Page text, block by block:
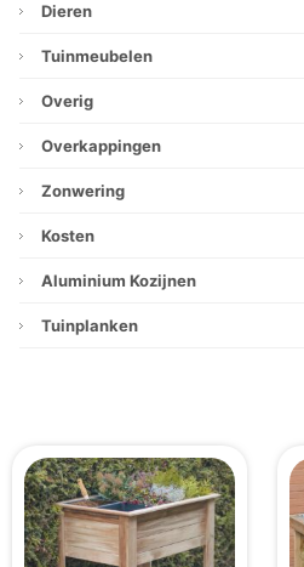
Dieren
Tuinmeubelen
Overig
Overkappingen
Zonwering
Kosten
Aluminium Kozijnen
Tuinplanken